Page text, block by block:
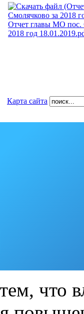
Отчет главы МО пос.
2018 год
Карта сайта
что